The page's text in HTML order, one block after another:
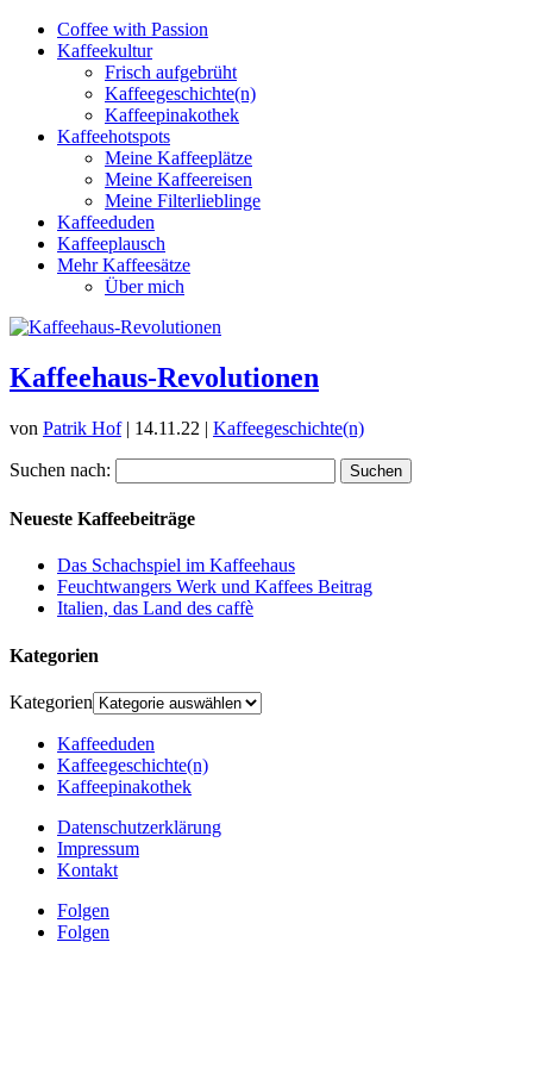
Coffee with Passion
Kaffeekultur
Frisch aufgebrüht
Kaffeegeschichte(n)
Kaffeepinakothek
Kaffeehotspots
Meine Kaffeeplätze
Meine Kaffeereisen
Meine Filterlieblinge
Kaffeeduden
Kaffeeplausch
Mehr Kaffeesätze
Über mich
Kaffeehaus-Revolutionen
von Patrik Hof| 14.11.22 | Kaffeegeschichte(n)
Suchen nach:
Neueste Kaffeebeiträge
Das Schachspiel im Kaffeehaus
Feuchtwangers Werk und Kaffees Beitrag
Italien, das Land des caffè
Kategorien
Kategorien
Kaffeeduden
Kaffeegeschichte(n)
Kaffeepinakothek
Datenschutzerklärung
Impressum
Kontakt
Folgen
Folgen